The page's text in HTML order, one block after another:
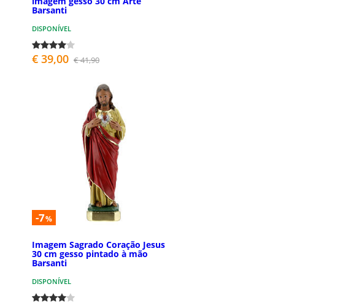
Barsanti
DISPONÍVEL
€ 39,00 € 41,90
-7%
Imagem Sagrado Coração Jesus
30 cm gesso pintado à mão
Barsanti
DISPONÍVEL